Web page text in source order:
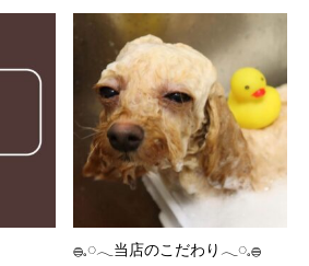
𓐍𓈒◌𓂃当店のこだわり𓂃◌𓈒𓐍